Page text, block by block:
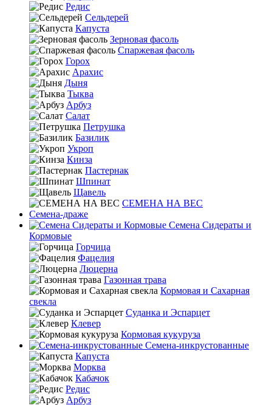
Редис
Сельдерей
Капуста
Зерновая фасоль
Спаржевая фасоль
Горох
Арахис
Дыня
Тыква
Арбуз
Салат
Петрушка
Базилик
Укроп
Кинза
Пастернак
Шпинат
Щавель
СЕМЕНА НА ВЕС
Семена-драже
Семена Сидераты и
Кормовые
Горчица
Фацелия
Люцерна
Газонная трава
Кормовая и Сахарная
свекла
Суданка и Эспарцет
Клевер
Кормовая кукуруза
Семена-инкрустованные
Капуста
Морква
Кабачок
Редис
Арбуз